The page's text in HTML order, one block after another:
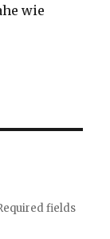
wie
fields